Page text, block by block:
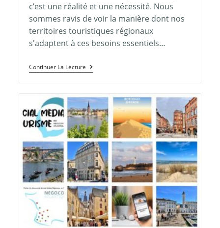
c’est une réalité et une nécessité. Nous
sommes ravis de voir la manière dont nos
territoires touristiques régionaux
s'adaptent à ces besoins essentiels…
Continuer La Lecture